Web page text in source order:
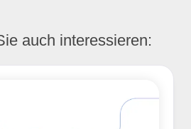
auch interessieren: